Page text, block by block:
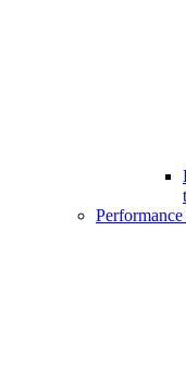
Performance